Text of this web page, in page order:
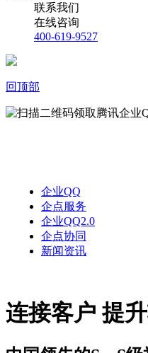
联系我们
在线咨询
400-619-9527
回顶部
企业QQ
企点服务
企业QQ2.0
企点协同
新闻资讯
连接客户 提